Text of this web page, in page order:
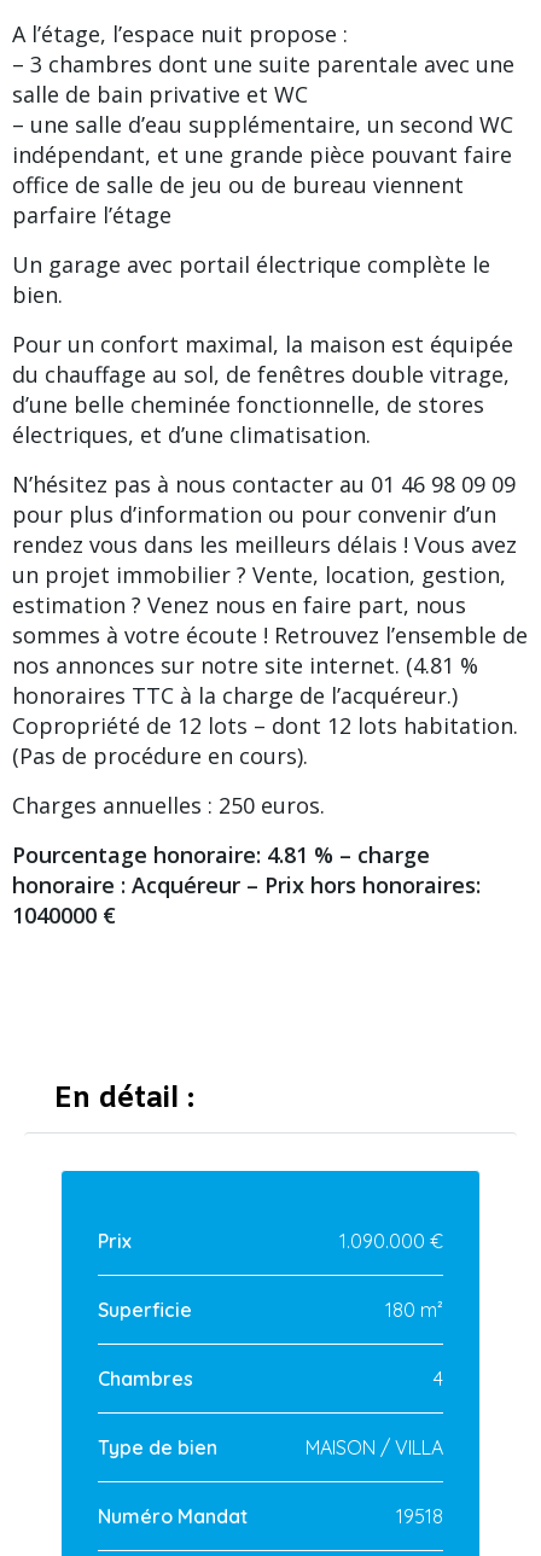
A l’étage, l’espace nuit propose :
– 3 chambres dont une suite parentale avec une
salle de bain privative et WC
– une salle d’eau supplémentaire, un second WC
indépendant, et une grande pièce pouvant faire
office de salle de jeu ou de bureau viennent
parfaire l’étage
Un garage avec portail électrique complète le
bien.
Pour un confort maximal, la maison est équipée
du chauffage au sol, de fenêtres double vitrage,
d’une belle cheminée fonctionnelle, de stores
électriques, et d’une climatisation.
N’hésitez pas à nous contacter au 01 46 98 09 09
pour plus d’information ou pour convenir d’un
rendez vous dans les meilleurs délais ! Vous avez
un projet immobilier ? Vente, location, gestion,
estimation ? Venez nous en faire part, nous
sommes à votre écoute ! Retrouvez l’ensemble de
nos annonces sur notre site internet. (4.81 %
honoraires TTC à la charge de l’acquéreur.)
Copropriété de 12 lots – dont 12 lots habitation.
(Pas de procédure en cours).
Charges annuelles : 250 euros.
Pourcentage honoraire: 4.81 % – charge
honoraire : Acquéreur – Prix hors honoraires:
1040000 €
En détail :
Prix 1.090.000 €
Superficie 180 m²
Chambres 4
Type de bien MAISON / VILLA
Numéro Mandat 19518